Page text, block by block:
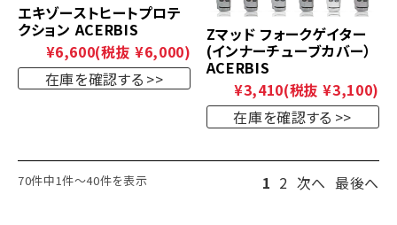
エキゾーストヒートプロテ
クション ACERBIS
¥6,600(税抜 ¥6,000)
在庫を確認する
Zマッド フォークゲイター
(インナーチューブカバー）
ACERBIS
¥3,410(税抜 ¥3,100)
在庫を確認する
70件中1件～40件を表示 1 2 次へ 最後へ